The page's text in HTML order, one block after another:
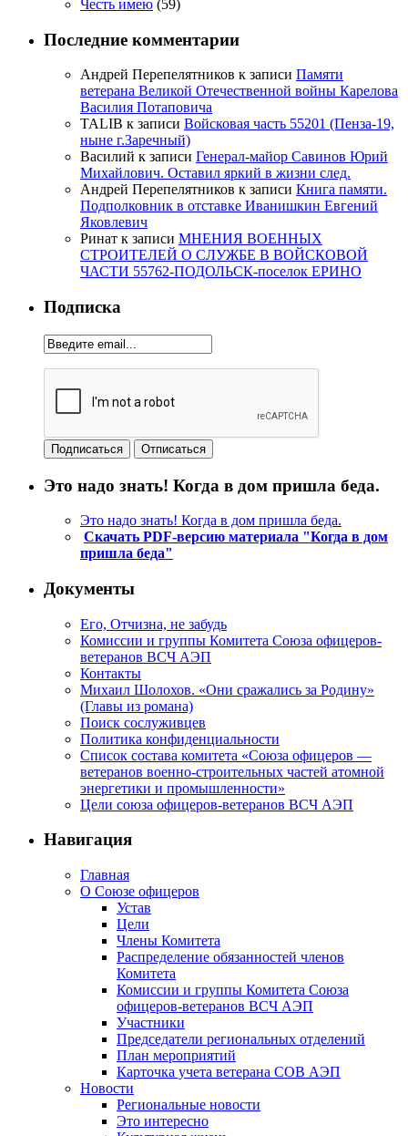
Честь имею (59)
Последние комментарии
Андрей Перепелятников к записи Памяти
ветерана Великой Отечественной войны Карелова
Василия Потаповича
TALIB к записи Войсковая часть 55201 (Пенза-19,
ныне г.Заречный)
Василий к записи Генерал-майор Савинов Юрий
Михайлович. Оставил яркий в жизни след.
Андрей Перепелятников к записи Книга памяти.
Подполковник в отставке Иванишкин Евгений
Яковлевич
Ринат к записи МНЕНИЯ ВОЕННЫХ
СТРОИТЕЛЕЙ О СЛУЖБЕ В ВОЙСКОВОЙ
ЧАСТИ 55762-ПОДОЛЬСК-поселок ЕРИНО
Подписка
Это надо знать! Когда в дом пришла беда.
Это надо знать! Когда в дом пришла беда.
Скачать PDF-версию материала "Когда в дом
пришла беда"
Документы
Его, Отчизна, не забудь
Комиссии и группы Комитета Союза офицеров-
ветеранов ВСЧ АЭП
Контакты
Михаил Шолохов. «Они сражались за Родину»
(Главы из романа)
Поиск сослуживцев
Политика конфиденциальности
Список состава комитета «Союза офицеров —
ветеранов военно-строительных частей атомной
энергетики и промышленности»
Цели союза офицеров-ветеранов ВСЧ АЭП
Навигация
Главная
О Союзе офицеров
Устав
Цели
Члены Комитета
Распределение обязанностей членов
Комитета
Комиссии и группы Комитета Союза
офицеров-ветеранов ВСЧ АЭП
Участники
Председатели региональных отделений
План мероприятий
Карточка учета ветерана CОВ АЭП
Новости
Региональные новости
Это интересно